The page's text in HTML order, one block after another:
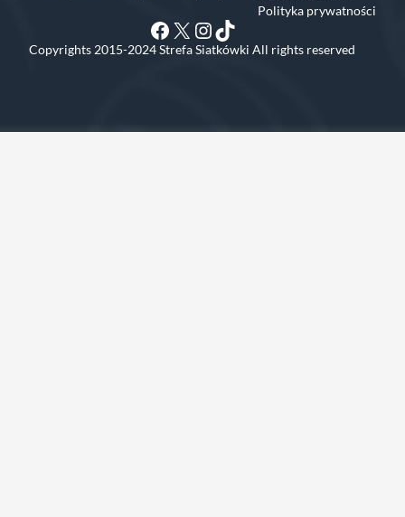
Polityka prywatności
Facebook
X Instagram
TikTok
Copyrights 2015-2024 Strefa Siatkówki All rights reserved